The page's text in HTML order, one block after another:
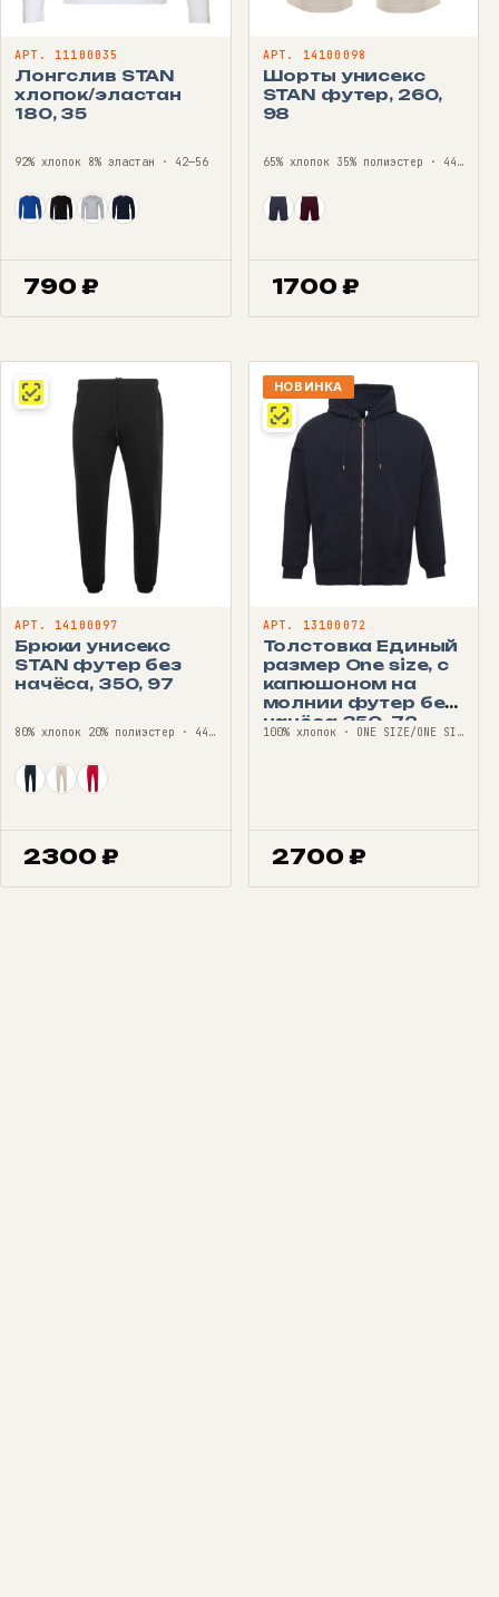
АРТ. 11100035
Лонгслив STAN
хлопок/эластан
180, 35
92% хлопок 8% эластан · 42—56
790 ₽
АРТ. 14100098
Шорты унисекс
STAN футер, 260,
98
65% хлопок 35% полиэстер · 44—56
1700 ₽
АРТ. 14100097
Брюки унисекс
STAN футер без
начёса, 350, 97
80% хлопок 20% полиэстер · 44—56
2300 ₽
НОВИНКА
АРТ. 13100072
Толстовка Единый
размер One size, с
капюшоном на
молнии футер без
начёса 350, 72
100% хлопок · ONE SIZE/ONE SIZE
2700 ₽